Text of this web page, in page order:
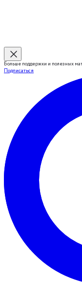
Больше поддержки и полезных
Подписаться